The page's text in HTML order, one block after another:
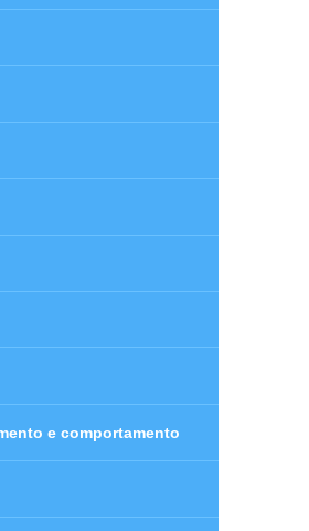
e comportamento